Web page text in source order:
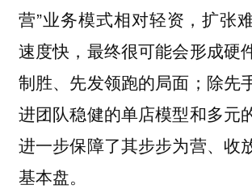
营”业务模式相对轻资，扩张
速度快，最终很可能会形成硬
制胜、先发领跑的局面；除先
进团队稳健的单店模型和多元
进一步保障了其步步为营、收
基本盘。